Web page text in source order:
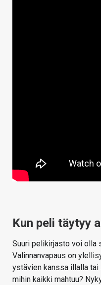
Kun peli täytyy
Suuri pelikirjasto voi olla
Valinnanvapaus on
ystävien kanssa illalla
mihin kaikki mahtuu?